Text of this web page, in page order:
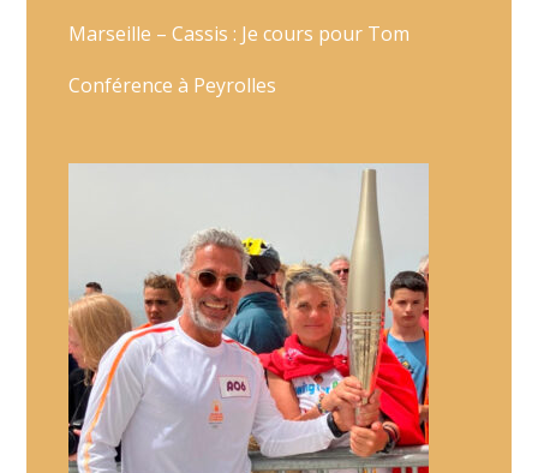
Marseille – Cassis : Je cours pour Tom
Conférence à Peyrolles